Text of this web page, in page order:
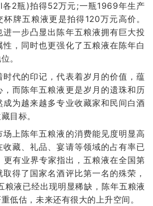
2瓶)拍得52万元;一瓶1969年生产
牌五粮液更是拍得120万元高价。
一步凸显出陈年五粮液拥有巨大投
，同时也更强化了五粮液在陈年白
。
时代的印记，代表着岁月的价值，蕴
，而陈年五粮液更是岁月的遗珠和历
成为越来越多专业收藏家和民间白酒
目标。
上陈年五粮液的消费能见度明显高
藏、礼品、宴请等领域的占有率已
更有业界专家指出，五粮液在全国第
得了国家名酒评比第一名的殊荣，
粮液已经出现明显稀缺，陈年五粮液
低估，未来还有很大的上升空间。